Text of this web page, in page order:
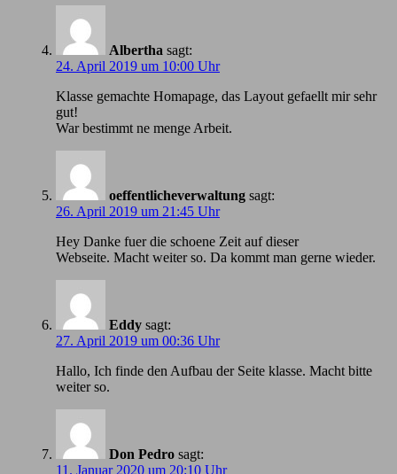
Albertha sagt:
24. April 2019 um 10:00 Uhr
Klasse gemachte Homapage, das Layout gefaellt mir sehr
gut!
War bestimmt ne menge Arbeit.
oeffentlicheverwaltung sagt:
26. April 2019 um 21:45 Uhr
Hey Danke fuer die schoene Zeit auf dieser
Webseite. Macht weiter so. Da kommt man gerne wieder.
Eddy sagt:
27. April 2019 um 00:36 Uhr
Hallo, Ich finde den Aufbau der Seite klasse. Macht bitte
weiter so.
Don Pedro sagt:
11. Januar 2020 um 20:10 Uhr